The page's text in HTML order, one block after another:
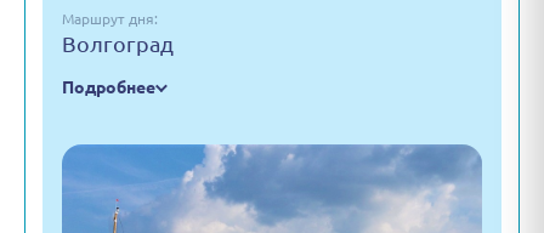
Маршрут дня:
Волгоград
Подробнее